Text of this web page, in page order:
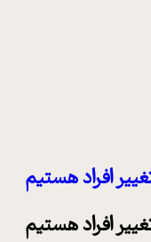
افراد هستیم
افراد هستیم